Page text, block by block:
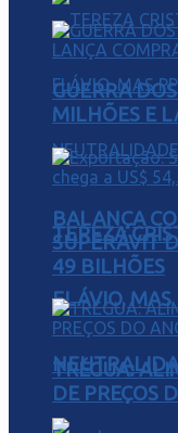
TEREZA
FLÁVIO,
GUERRA
MILHÕES E
BALANÇA
SUPERÁVIT
49 BILHÕES
TRÉGUA:
DE PREÇOS